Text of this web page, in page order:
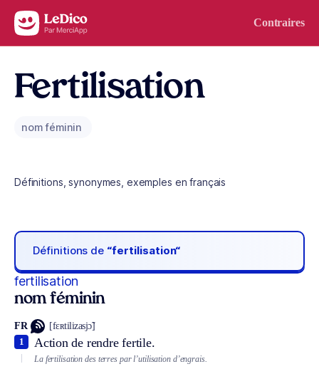
Aller au contenu Contraires
Fertilisation
nom féminin
Définitions, synonymes, exemples en français
Définitions de “fertilisation“
fertilisation
nom féminin
FR [fɛʀtilizasjɔ̃]
Action de rendre fertile.
1
La fertilisation des terres par l’utilisation d’engrais.